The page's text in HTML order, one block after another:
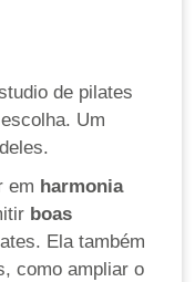
de pilates
Um
em harmonia
boas
Ela também
como ampliar o